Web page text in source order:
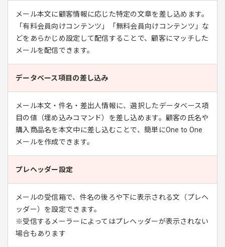
メール本文に顧客情報に応じた特定の文章を差し込めます。
「有料会員向けコンテンツ」「無料会員向けコンテンツ」な
どをあらかじめ設定して配信することで、顧客にマッチした
メールを配信できます。
データベース項目の差し込み
メール本文・件名・差出人情報に、選択したデータベース項
目の値（埋め込みコマンド）を差し込めます。顧客の氏名や
購入商品名を本文中に差し込むことで、簡単にOne to One
メールを作成できます。
プレヘッダー設定
メールの受信箱で、件名の後ろや下に表示される文（プレヘ
ッダー）を設定できます。
※受信するメーラーによってはプレヘッダーが表示されない
場合もあります